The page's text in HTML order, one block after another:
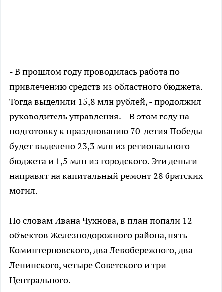
- В прошлом году проводилась работа по
привлечению средств из областного бюджета.
Тогда выделили 15,8 млн рублей, - продолжил
руководитель управления. – В этом году на
подготовку к празднованию 70-летия Победы
будет выделено 23,3 млн из регионального
бюджета и 1,5 млн из городского. Эти деньги
направят на капитальный ремонт 28 братских
могил.
По словам Ивана Чухнова, в план попали 12
объектов Железнодорожного района, пять
Коминтерновского, два Левобережного, два
Ленинского, четыре Советского и три
Центрального.